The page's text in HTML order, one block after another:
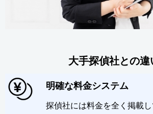
大手探偵社との違
明確な料金システム
探偵社には料金を全く掲載